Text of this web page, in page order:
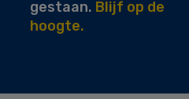
gestaan. Blijf op de
hoogte.